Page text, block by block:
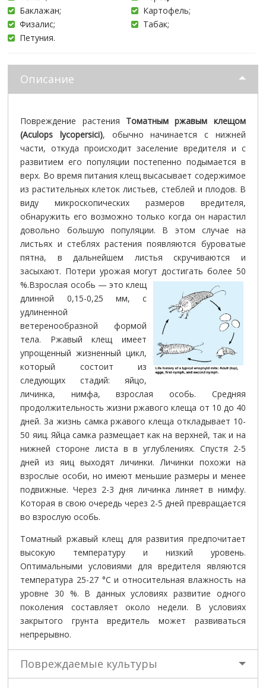
Баклажан;
Картофель;
Физалис;
Табак;
Петуния.
Описание
Повреждение растения Томатным ржавым клещом
(Aculops lycopersici), обычно начинается с нижней
части, откуда происходит заселение вредителя и с
развитием его популяции постепенно подымается в
верх. Во время питания клещ высасывает содержимое
из растительных клеток листьев, стеблей и плодов. В
виду микроскопических размеров вредителя,
обнаружить его возможно только когда он нарастил
довольно большую популяции. В этом случае на
листьях и стеблях растения появляются буроватые
пятна, в дальнейшем листья скручиваются и
засыхают. Потери урожая могут достигать более 50
%.Взрослая особь — это клещ
длинной 0,15-0,25 мм, с
удлиненной
ветеренообразной формой
тела. Ржавый клещ имеет
упрощенный жизненный цикл,
который состоит из
следующих стадий: яйцо,
личинка, нимфа, взрослая особь. Средняя
продолжительность жизни ржавого клеща от 10 до 40
дней. За жизнь самка ржавого клеща откладывает 10-
50 яиц. Яйца самка размещает как на верхней, так и на
нижней стороне листа в в углублениях. Спустя 2-5
дней из яиц выходят личинки. Личинки похожи на
взрослые особи, но имеют меньшие размеры и менее
подвижные. Через 2-3 дня личинка линяет в нимфу.
Которая в свою очередь через 2-5 дней превращается
во взрослую особь.
Томатный ржавый клещ для развития предпочитает
высокую температуру и низкий уровень.
Оптимальными условиями для вредителя являются
температура 25-27 °C и относительная влажность на
уровне 30 %. В данных условиях развитие одного
поколения составляет около недели. В условиях
закрытого грунта вредитель может развиваться
непрерывно.
Повреждаемые культуры